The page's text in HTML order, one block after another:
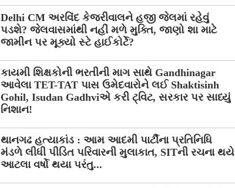
Delhi CM અરવિંદ કેજરીવાલને હજી જેલમાં રહેવું
પડશે? જેલવાસમાંથી નહીં મળે મુક્તિ, જાણો શા માટે
જામીન પર મૂક્યો સ્ટે હાઈકોર્ટે?
કાયમી શિક્ષકોની ભરતીની માગ સાથે Gandhinagar
આવેલા TET-TAT પાસ ઉમેદવારોને લઈ Shaktisinh
Gohil, Isudan Gadhviએ કરી ટ્વિટ, સરકાર પર સાધ્યું
નિશાન!
થાનગઢ હત્યાકાંડ : આમ આદમી પાર્ટીના પ્રતિનિધિ
મંડળે લીધી પીડિત પરિવારની મુલાકાત, SITની રચના થયે
આટલા વર્ષો થયા પરંતુ...